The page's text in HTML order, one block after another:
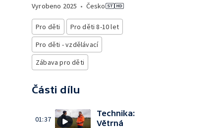
Vyrobeno 2025 • Česko
Pro děti
Pro děti 8-10 let
Pro děti - vzdělávací
Zábava pro děti
Části dílu
01:37
Technika:
Větrná